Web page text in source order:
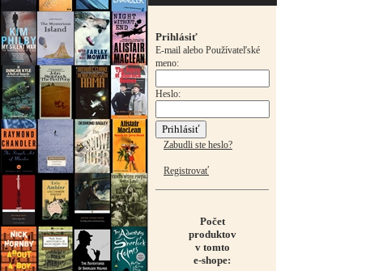
Prihlásiť
E-mail alebo Používateľské
meno:
Heslo:
Zabudli ste heslo?
Registrovať
Počet
produktov
v tomto
e-shope: